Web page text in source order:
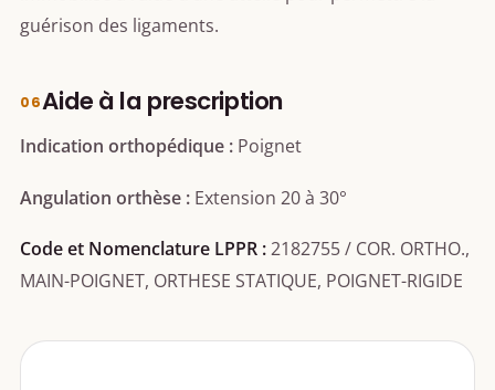
guérison des ligaments.
Aide à la prescription
Indication orthopédique : Poignet
Angulation orthèse : Extension 20 à 30°
Code et Nomenclature LPPR :2182755 / COR. ORTHO.,
MAIN-POIGNET, ORTHESE STATIQUE, POIGNET-RIGIDE